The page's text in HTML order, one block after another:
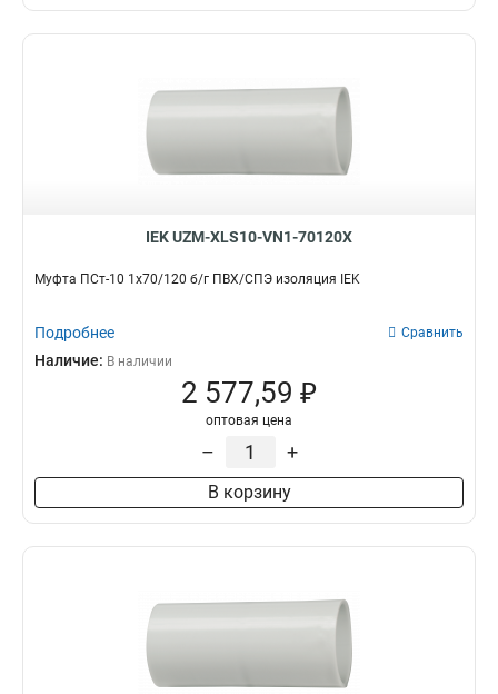
IEK UZM-XLS10-VN1-70120X
Муфта ПСт-10 1х70/120 б/г ПВХ/СПЭ изоляция IEK
Подробнее Сравнить
Наличие: В наличии
2 577,59 ₽
оптовая цена
– +
В корзину